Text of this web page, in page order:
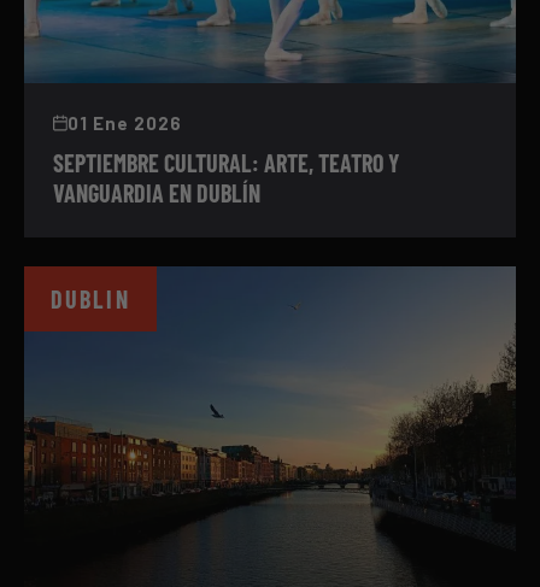
01 Ene 2026
SEPTIEMBRE CULTURAL: ARTE, TEATRO Y
VANGUARDIA EN DUBLÍN
DUBLIN